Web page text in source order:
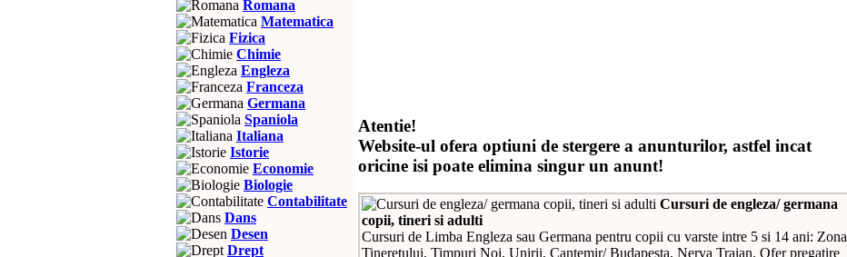
Romana
Matematica
Fizica
Chimie
Engleza
Franceza
Germana
Spaniola
Italiana
Istorie
Economie
Biologie
Contabilitate
Dans
Desen
Drept
Atentie!
Website-ul ofera optiuni de stergere a anunturilor, astfel incat
oricine isi poate elimina singur un anunt!
Cursuri de engleza/ germana
copii, tineri si adulti
Cursuri de Limba Engleza sau Germana pentru copii cu varste intre 5 si 14 ani: Zona
Tineretului, Timpuri Noi, Unirii, Cantemir/ Budapesta, Nerva Traian. Ofer pregatire